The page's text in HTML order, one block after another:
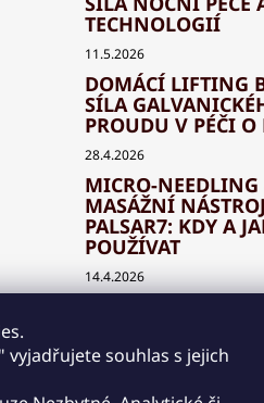
" vyjadřujete souhlas s jejich
TECHNOLOGIÍ
11.5.2026
DOMÁCÍ LIFTING
SÍLA
PROUDU V PÉČI O
28.4.2026
MICRO-
MASÁŽNÍ
PALSAR7: KDY A
POUŽÍVAT
14.4.2026
BEAUTY
KLASICKOU